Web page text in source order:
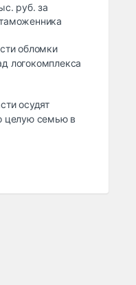
руб. за
обломки
логокомплекса
осудят
целую семью в